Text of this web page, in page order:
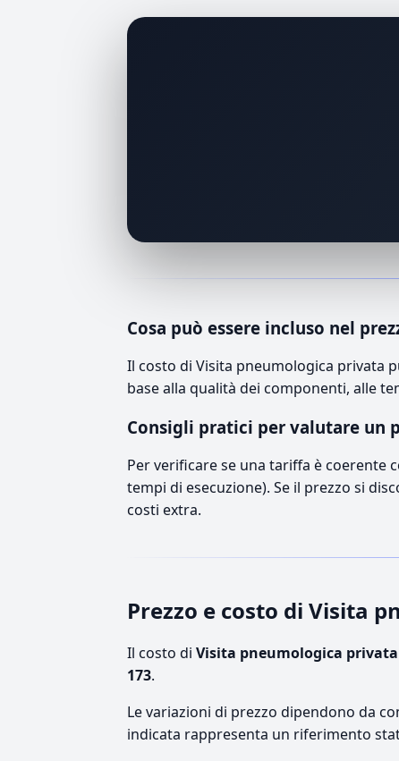
Cosa può essere incluso nel
Il costo di Visita pneumologica privata
base alla qualità dei componenti, alle
Consigli pratici per valutare un
Per verificare se una tariffa è coerente
tempi di esecuzione). Se il prezzo si
costi extra.
Prezzo e costo di Visita
Il costo di Visita pneumologica privata
173.
Le variazioni di prezzo dipendono da
indicata rappresenta un riferimento